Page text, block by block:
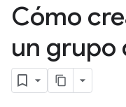
Cómo
un grupo